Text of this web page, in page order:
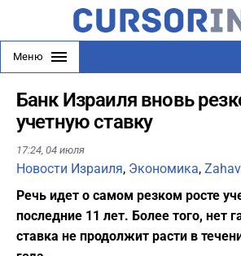
Меню
Банк Израиля вновь
учетную ставку
17:24, 04 июля
Новости Израиля, Экономика, Zahav
Речь идет о самом резком росте
последние 11 лет. Более того, нет
ставка не продолжит расти в